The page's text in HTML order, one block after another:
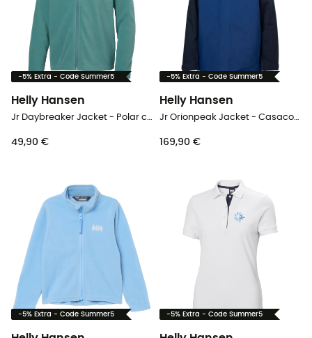
-5% Extra - Code Summer5
Helly Hansen
Jr Daybreaker Jacket - Polar criança
49,90 €
-5% Extra - Code Summer5
Helly Hansen
Jr Orionpeak Jacket - Casaco de esquí criança
169,90 €
-5% Extra - Code Summer5 -5% Extra - Code Summer5